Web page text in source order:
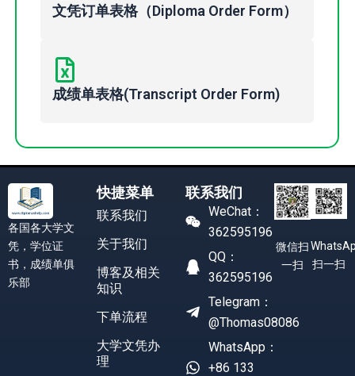
文凭订单表格（Diploma Order Form）
成绩单表格(Transcript Order Form)
各国各大学文
凭，学位证
书，成绩单俱
乐部
快捷菜单
联系我们
关于我们
博客及相关
知识
下单流程
大学文凭办
理
联系我们
WeChat：
362595196
QQ：
362595196
Telegram：
@Thomas08086
WhatsApp：
+86 133
微信扫
一扫
扫一扫